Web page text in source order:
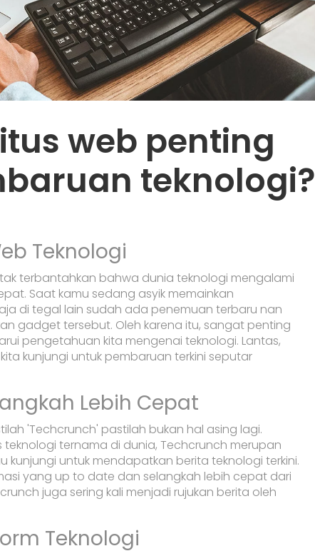
web penting
teknologi?
Teknologi
terbantahkan bahwa dunia teknologi mengalami
Saat kamu sedang asyik memainkan
di tegal lain sudah ada penemuan terbaru nan
gadget tersebut. Oleh karena itu, sangat penting
pengetahuan kita mengenai teknologi. Lantas,
kunjungi untuk pembaruan terkini seputar
Lebih Cepat
'Techcrunch' pastilah bukan hal asing lagi.
teknologi ternama di dunia, Techcrunch merupan
kunjungi untuk mendapatkan berita teknologi terkini.
yang up to date dan selangkah lebih cepat dari
juga sering kali menjadi rujukan berita oleh
Teknologi